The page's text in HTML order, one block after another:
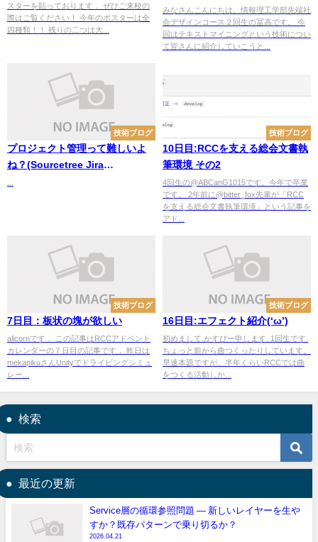
スターを貼っております． ぜひご来校の
際はご覧ください！ 今年のポスターは全
四種類！！ 残りの二つは大...
みなさんこんにちは。情報理工学部先端社
会デザインコース２回生の冨高です。 今
回はテキストマイニングという技術につい
て皆さんに紹介していこうと...
技術ブログ
プロジェクト管理って難しいよ
ね？(Sourcetree Jira
技術ブログ
10日目:RCCを支える総会文書執
筆環境 その2
4回生の@ABCanG1015です。今年で卒業
です。 2年前に@bitter_fox先輩が「RCC
を支える総会文書執筆環境」という記事を
アド...
技術ブログ
7日目：板状の塊が欲しい
alicornです． この記事はRCCアドベント
カレンダーの７日目の記事です． 昨日は
mekapikuさんUnityでドライビングシミュ
レー...
技術ブログ
16日目:エフェクト紹介(‘ω’)
初めまして.かすぴー申します. 1回生です.
ちょっと前から曲つくったりしています。
早速本題ですが、半年くらいRCCでは曲
をつくる活動しか...
検索
最近の更新
Service層の循環参照問題 — 新しいレイヤーを生や
すか？既存パターンで乗り切るか？
2026.04.21